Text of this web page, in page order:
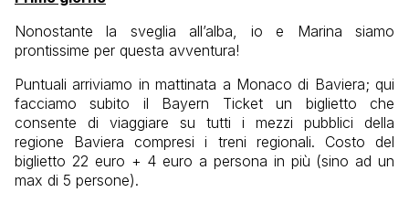
Nonostante la sveglia all’alba, io e Marina siamo
prontissime per questa avventura!
Puntuali arriviamo in mattinata a Monaco di Baviera; qui
facciamo subito il Bayern Ticket un biglietto che
consente di viaggiare su tutti i mezzi pubblici della
regione Baviera compresi i treni regionali. Costo del
biglietto 22 euro + 4 euro a persona in più (sino ad un
max di 5 persone).